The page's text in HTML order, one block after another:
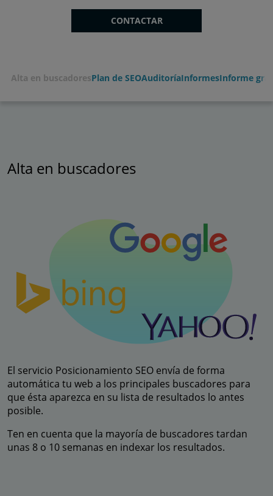
CONTACTAR
Alta en buscadoresPlan de SEOAuditoríaInformesInforme
Alta en buscadores
El servicio Posicionamiento SEO envía de forma
automática tu web a los principales buscadores para
que ésta aparezca en su lista de resultados lo antes
posible.
Ten en cuenta que la mayoría de buscadores tardan
unas 8 o 10 semanas en indexar los resultados.